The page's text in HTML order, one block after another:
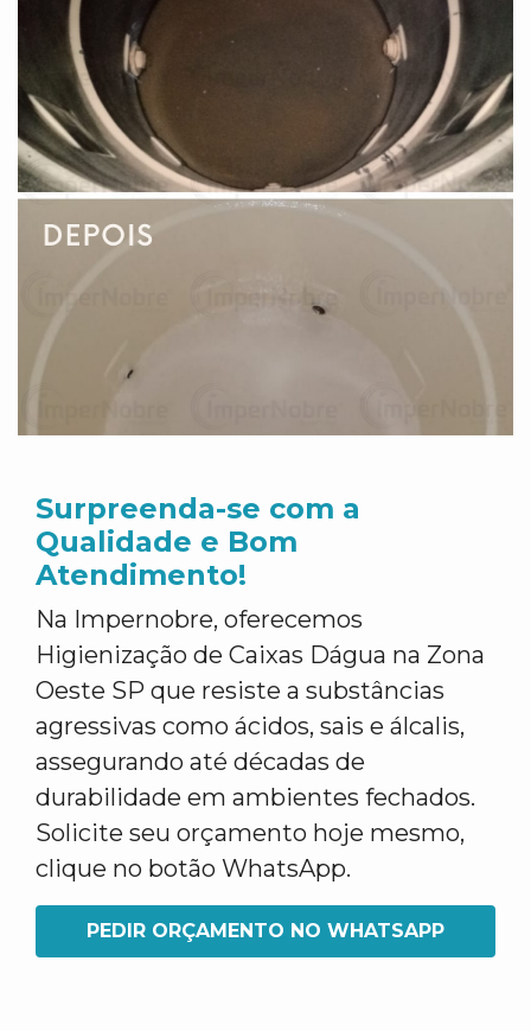
Surpreenda-se com a
Qualidade e Bom
Atendimento!
Na Impernobre, oferecemos
Higienização de Caixas Dágua na Zona
Oeste SP que resiste a substâncias
agressivas como ácidos, sais e álcalis,
assegurando até décadas de
durabilidade em ambientes fechados.
Solicite seu orçamento hoje mesmo,
clique no botão WhatsApp.
PEDIR ORÇAMENTO NO WHATSAPP